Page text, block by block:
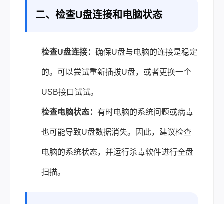
二、检查U盘连接和电脑状态
检查U盘连接： 确保U盘与电脑的连接是稳定
的。可以尝试重新插拔U盘，或者更换一个
USB接口试试。
检查电脑状态： 有时电脑的系统问题或病毒
也可能导致U盘数据消失。因此，建议检查
电脑的系统状态，并运行杀毒软件进行全盘
扫描。